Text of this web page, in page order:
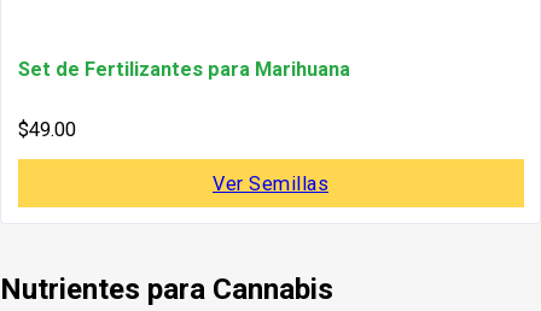
Set de Fertilizantes para Marihuana
$49.00
Ver Semillas
Nutrientes para Cannabis